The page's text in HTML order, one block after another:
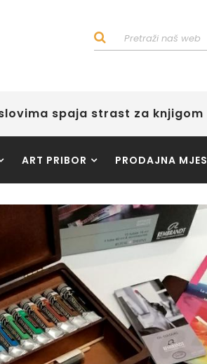
spaja strast za
ART PRIBOR PRODAJNA